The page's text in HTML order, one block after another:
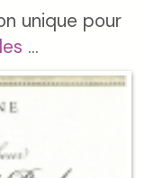
unique pour
...